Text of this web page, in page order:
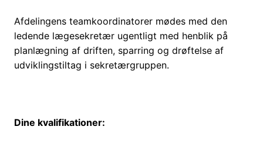
Afdelingens teamkoordinatorer mødes med den
ledende lægesekretær ugentligt med henblik på
planlægning af driften, sparring og drøftelse af
udviklingstiltag i sekretærgruppen.
Dine kvalifikationer: